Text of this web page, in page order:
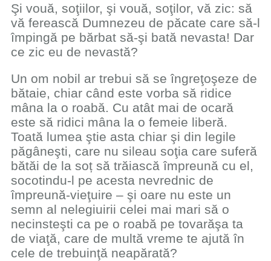
Şi vouă, soţiilor, şi vouă, soţilor, vă zic: să
vă ferească Dumnezeu de păcate care să-l
împingă pe bărbat să-şi bată nevasta! Dar
ce zic eu de nevastă?
Un om nobil ar trebui să se îngreţoşeze de
bătaie, chiar când este vorba să ridice
mâna la o roabă. Cu atât mai de ocară
este să ridici mâna la o femeie liberă.
Toată lumea ştie asta chiar şi din legile
păgâneşti, care nu sileau soţia care suferă
bătăi de la soț să trăiască împreună cu el,
socotindu-l pe acesta nevrednic de
împreună-vieţuire – şi oare nu este un
semn al nelegiuirii celei mai mari să o
necinsteşti ca pe o roabă pe tovarăşa ta
de viaţă, care de multă vreme te ajută în
cele de trebuinţă neapărată?